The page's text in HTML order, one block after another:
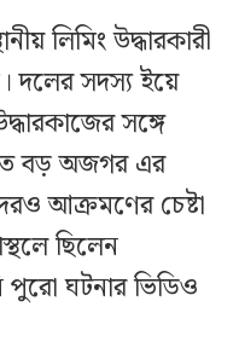
লিমিং উদ্ধারকারী
দলের সদস্য ইয়ে
সঙ্গে
বড় অজগর এর
আক্রমণের চেষ্টা
ছিলেন
পুরো ঘটনার ভিডিও